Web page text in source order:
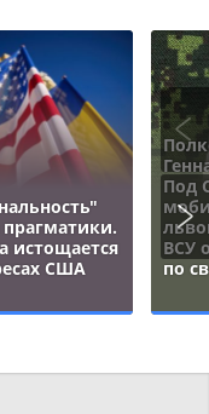
истощается
США
Под
ВСУ
по